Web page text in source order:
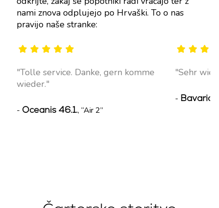
nami znova odplujejo po Hrvaški. To o nas
pravijo naše stranke:
Tolle service. Danke, gern komme
wieder.
- Oceanis 46.1., “Air 2”
Sehr wie
- Bavaria